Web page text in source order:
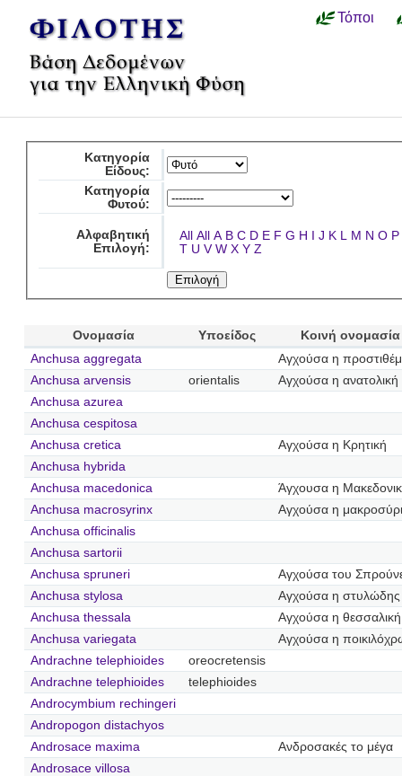
Τόποι
Κατηγορία
Είδους:
Κατηγορία
Φυτού:
Αλφαβητική
Επιλογή:
All All A B C D E F G H I J K L M N O P
T U V W X Y Z
Ονομασία Υποείδος
Κοινή ονομασία
Anchusa aggregata
Αγχούσα η
Anchusa arvensis
orientalis
Αγχούσα η ανατολική
Anchusa azurea
Anchusa cespitosa
Anchusa cretica
Αγχούσα η Κρητική
Anchusa hybrida
Anchusa macedonica
Άγχουσα η
Anchusa macrosyrinx
Αγχούσα η
Anchusa officinalis
Anchusa sartorii
Anchusa spruneri
Αγχούσα του
Anchusa stylosa
Αγχούσα η στυλώδης
Anchusa thessala
Αγχούσα η θεσσαλική
Anchusa variegata
Αγχούσα η
Andrachne telephioides
oreocretensis
Andrachne telephioides
telephioides
Androcymbium rechingeri
Andropogon distachyos
Androsace maxima
Ανδροσακές το μέγα
Androsace villosa